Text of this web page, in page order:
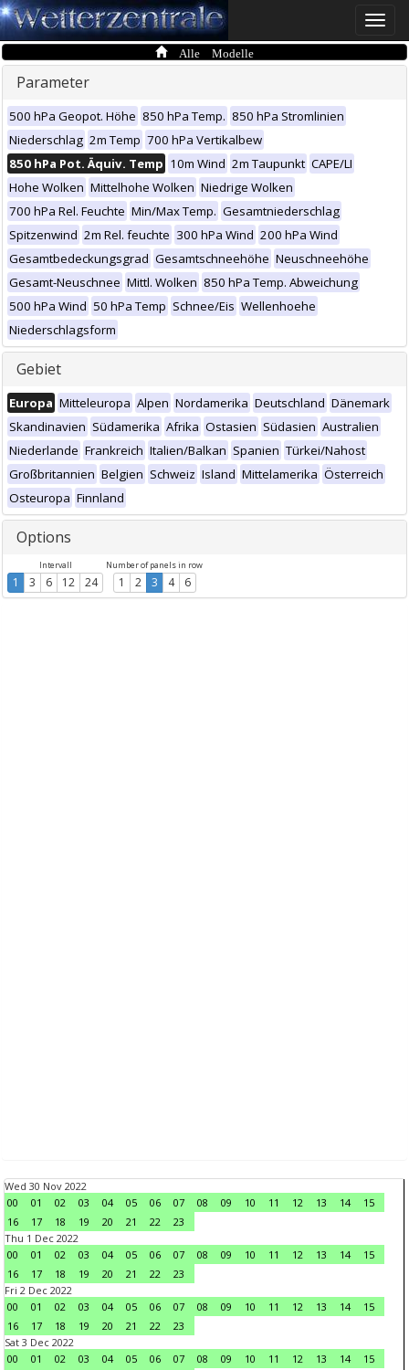
Toggle
Alle Modelle
Parameter
500 hPa Geopot. Höhe 850 hPa Temp. 850 hPa Stromlinien
Niederschlag 2m Temp 700 hPa Vertikalbew
850 hPa Pot. Äquiv. Temp 10m Wind 2m Taupunkt CAPE/LI
Hohe Wolken Mittelhohe Wolken Niedrige Wolken
700 hPa Rel. Feuchte Min/Max Temp. Gesamtniederschlag
Spitzenwind 2m Rel. feuchte 300 hPa Wind 200 hPa Wind
Gesamtbedeckungsgrad Gesamtschneehöhe Neuschneehöhe
Gesamt-Neuschnee Mittl. Wolken 850 hPa Temp. Abweichung
500 hPa Wind 50 hPa Temp Schnee/Eis Wellenhoehe
Niederschlagsform
Gebiet
Europa Mitteleuropa Alpen Nordamerika Deutschland Dänemark
Skandinavien Südamerika Afrika Ostasien Südasien Australien
Niederlande Frankreich Italien/Balkan Spanien Türkei/Nahost
Großbritannien Belgien Schweiz Island Mittelamerika Österreich
Osteuropa Finnland
Options
Intervall
1 3 6 12 24
Number of panels in row
1 2 3 4 6
Wed 30 Nov 2022
00
01 02 03 04 05 06 07 08 09 10 11 12 13 14
15
16
17 18 19 20 21 22
23
Thu 1 Dec 2022
00
01 02 03 04 05 06 07 08 09 10 11 12 13 14
15
16
17 18 19 20 21 22
23
Fri 2 Dec 2022
00
01 02 03 04 05 06 07 08 09 10 11 12 13 14
15
16
17 18 19 20 21 22
23
Sat 3 Dec 2022
00
01 02 03 04 05 06 07 08 09 10 11 12 13 14
15